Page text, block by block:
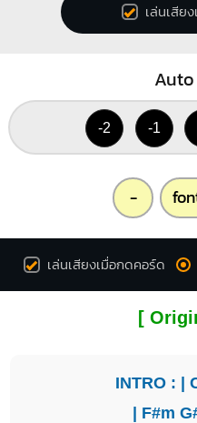
เล่นเสีย
-2 -1
-
เล่นเสียงเมื่อกดคอร์ด
[
INTRO : |
| F#m